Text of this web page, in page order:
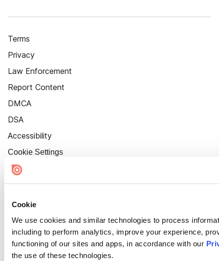
Cookie
We use cookies and similar technologies to process
including to perform analytics, improve your experience,
functioning of our sites and apps, in accordance with our
the use of these technologies.
Terms
Privacy
Law Enforcement
Report Content
DMCA
DSA
Accessibility
Cookie Settings